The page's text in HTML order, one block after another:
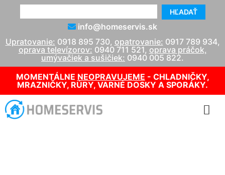
HĽADAŤ
info@homeservis.sk
Upratovanie: 0918 895 730, opatrovanie: 0917 789 934,
oprava televízorov: 0940 711 521, oprava práčok,
umývačiek a sušičiek: 0940 005 822.
MOMENTÁLNE NEOPRAVUJEME - CHLADNIČKY,
MRAZNIČKY, RÚRY, VARNÉ DOSKY A SPORÁKY.